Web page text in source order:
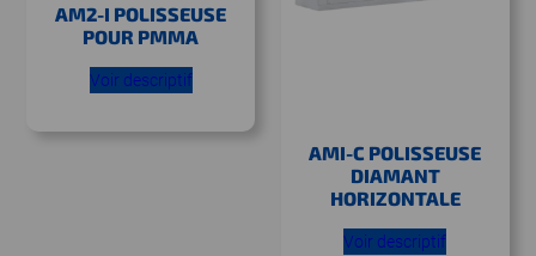
AM2-I POLISSEUSE
POUR PMMA
Voir descriptif
AMI-C POLISSEUSE
DIAMANT
HORIZONTALE
Voir descriptif